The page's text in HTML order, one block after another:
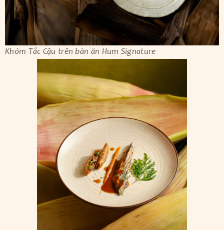
Khóm Tắc Cậu trên bàn ăn Hum Signature